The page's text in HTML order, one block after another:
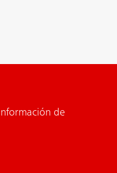
de